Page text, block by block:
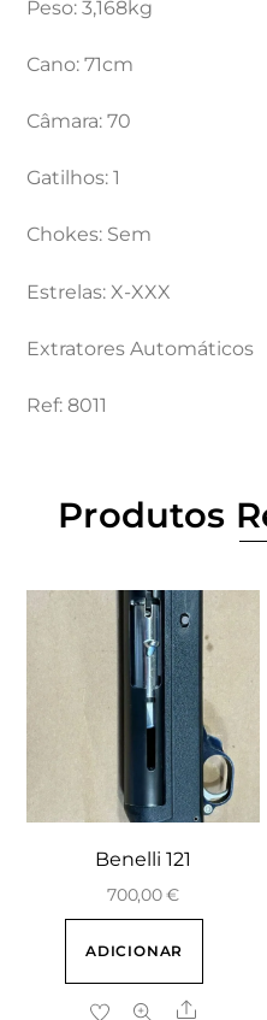
Peso: 3,168kg
Cano: 71cm
Câmara: 70
Gatilhos: 1
Chokes: Sem
Estrelas: X-XXX
Extratores Automáticos
Ref: 8011
Produtos
Benelli 121
700,00€
ADICIONAR
Share